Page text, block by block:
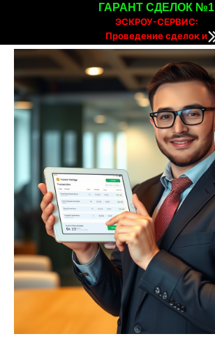
ЭСКРОУ-СЕРВИС:
Проведение сделок и
расчетов онлайн
ГАРАНТ СДЕЛОК №1